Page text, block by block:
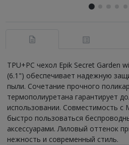
TPU+PC чехол Epik Secret Garden
(6.1") обеспечивает надежную
пыли. Сочетание прочного
термополиуретана гарантирует
использовании. Совместимость с
быстро пользоваться
аксессуарами. Лиловый оттенок
нежность и современный стиль.